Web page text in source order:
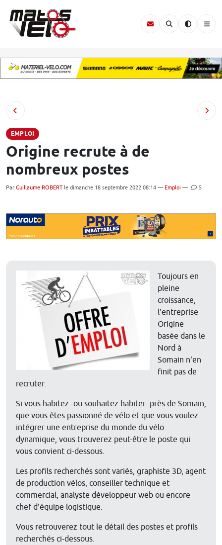
EMPLOI
Origine recrute à de
nombreux postes
Par Guillaume ROBERT le dimanche 18 septembre 2022 08:14 — Emploi — 5
Toujours en
pleine
croissance,
l'entreprise
Origine
basée dans le
Nord à
Somain n'en
finit pas de
recruter.
Si vous habitez -ou souhaitez habiter- près de Somain,
que vous êtes passionné de vélo et que vous voulez
intégrer une entreprise du monde du vélo
dynamique, vous trouverez peut-être le poste qui
vous convient ci-dessous.
Les profils recherchés sont variés, graphiste 3D, agent
de production vélos, conseiller technique et
commercial, analyste développeur web ou encore
chef d'équipe logistique.
Vous retrouverez tout le détail des postes et profils
recherchés ci-dessous.